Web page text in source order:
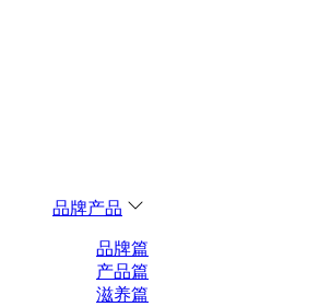
品牌产品
品牌篇
产品篇
滋养篇